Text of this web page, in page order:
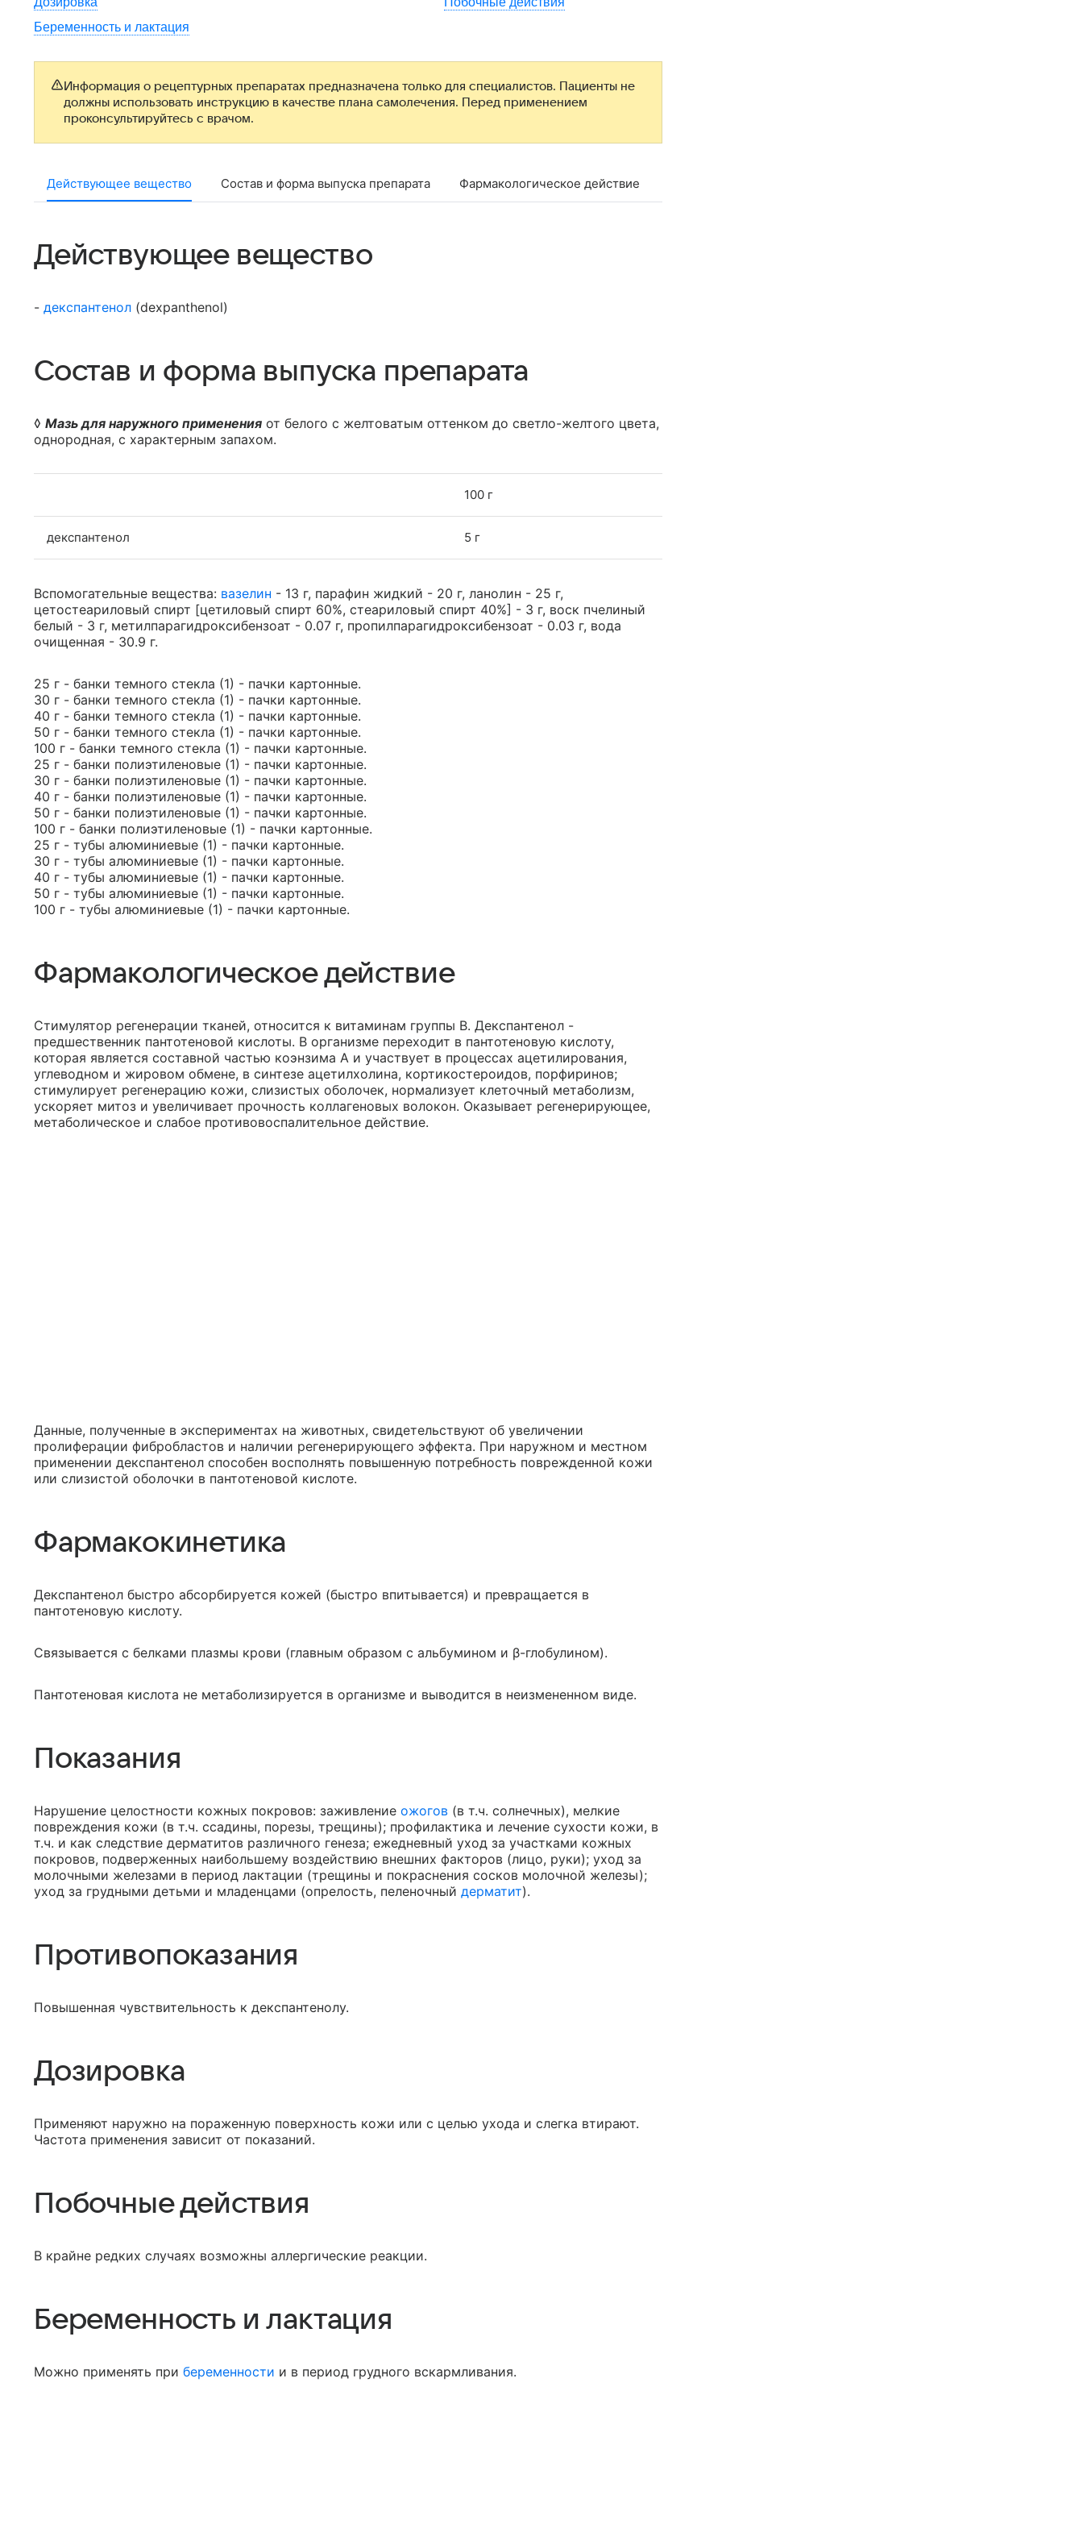
Беременность и лактация
Информация о рецептурных препаратах предназначена только для специалистов. Пациенты не
должны использовать инструкцию в качестве плана самолечения. Перед применением
проконсультируйтесь с врачом.
Действующее вещество Состав и форма выпуска препарата Фармакологическое действие
Действующее вещество
- декспантенол (dexpanthenol)
Состав и форма выпуска препарата
◊ Мазь для наружного применения от белого с желтоватым оттенком до светло-желтого цвета,
однородная, с характерным запахом.
100 г
декспантенол 5 г
Вспомогательные вещества: вазелин - 13 г, парафин жидкий - 20 г, ланолин - 25 г,
цетостеариловый спирт [цетиловый спирт 60%, стеариловый спирт 40%] - 3 г, воск пчелиный
белый - 3 г, метилпарагидроксибензоат - 0.07 г, пропилпарагидроксибензоат - 0.03 г, вода
очищенная - 30.9 г.
25 г - банки темного стекла (1) - пачки картонные.
30 г - банки темного стекла (1) - пачки картонные.
40 г - банки темного стекла (1) - пачки картонные.
50 г - банки темного стекла (1) - пачки картонные.
100 г - банки темного стекла (1) - пачки картонные.
25 г - банки полиэтиленовые (1) - пачки картонные.
30 г - банки полиэтиленовые (1) - пачки картонные.
40 г - банки полиэтиленовые (1) - пачки картонные.
50 г - банки полиэтиленовые (1) - пачки картонные.
100 г - банки полиэтиленовые (1) - пачки картонные.
25 г - тубы алюминиевые (1) - пачки картонные.
30 г - тубы алюминиевые (1) - пачки картонные.
40 г - тубы алюминиевые (1) - пачки картонные.
50 г - тубы алюминиевые (1) - пачки картонные.
100 г - тубы алюминиевые (1) - пачки картонные.
Фармакологическое действие
Стимулятор регенерации тканей, относится к витаминам группы B. Декспантенол -
предшественник пантотеновой кислоты. В организме переходит в пантотеновую кислоту,
которая является составной частью коэнзима А и участвует в процессах ацетилирования,
углеводном и жировом обмене, в синтезе ацетилхолина, кортикостероидов, порфиринов;
стимулирует регенерацию кожи, слизистых оболочек, нормализует клеточный метаболизм,
ускоряет митоз и увеличивает прочность коллагеновых волокон. Оказывает регенерирующее,
метаболическое и слабое противовоспалительное действие.
Данные, полученные в экспериментах на животных, свидетельствуют об увеличении
пролиферации фибробластов и наличии регенерирующего эффекта. При наружном и местном
применении декспантенол способен восполнять повышенную потребность поврежденной кожи
или слизистой оболочки в пантотеновой кислоте.
Фармакокинетика
Декспантенол быстро абсорбируется кожей (быстро впитывается) и превращается в
пантотеновую кислоту.
Связывается с белками плазмы крови (главным образом с альбумином и β-глобулином).
Пантотеновая кислота не метаболизируется в организме и выводится в неизмененном виде.
Показания
Нарушение целостности кожных покровов: заживление ожогов (в т.ч. солнечных), мелкие
повреждения кожи (в т.ч. ссадины, порезы, трещины); профилактика и лечение сухости кожи, в
т.ч. и как следствие дерматитов различного генеза; ежедневный уход за участками кожных
покровов, подверженных наибольшему воздействию внешних факторов (лицо, руки); уход за
молочными железами в период лактации (трещины и покраснения сосков молочной железы);
уход за грудными детьми и младенцами (опрелость, пеленочный дерматит).
Противопоказания
Повышенная чувствительность к декспантенолу.
Дозировка
Применяют наружно на пораженную поверхность кожи или с целью ухода и слегка втирают.
Частота применения зависит от показаний.
Побочные действия
В крайне редких случаях возможны аллергические реакции.
Беременность и лактация
Можно применять при беременности и в период грудного вскармливания.